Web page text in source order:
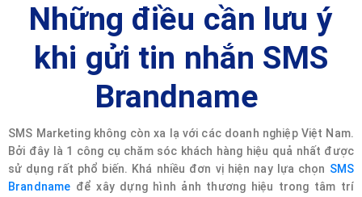
Những điều cần lưu ý
khi gửi tin nhắn SMS
Brandname
SMS Marketing không còn xa lạ với các doanh nghiệp Việt Nam.
Bởi đây là 1 công cụ chăm sóc khách hàng hiệu quả nhất được
sử dụng rất phổ biến. Khá nhiều đơn vị hiện nay lựa chọn SMS
Brandname để xây dựng hình ảnh thương hiệu trong tâm trí